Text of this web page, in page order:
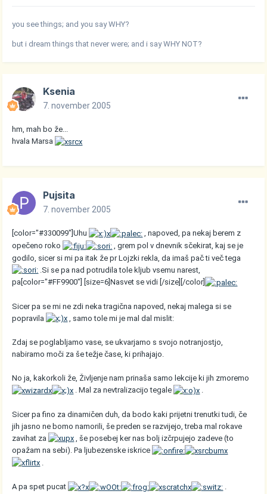
you see things; and you say WHY?
but i dream things that never were; and i say WHY NOT?
Ksenia
7. november 2005
hm, mah bo že...
hvala Marsa
Pujsita
7. november 2005
[color="#330099"]Uhu
, napoved, pa nekaj berem z
opečeno roko
, grem pol v dnevnik sčekirat, kaj se je
godilo, sicer si mi pa itak že pr Lojzki rekla, da imaš pač ti več tega
.Si se pa nad potrudila tole kljub vsemu narest,
pa[color="#FF9900"] [size=6]Nasvet se vidi [/size][/color]
Sicer pa se mi ne zdi neka tragična napoved, nekaj malega si se
popravila
, samo tole mi je mal dal mislit:
Zdaj se poglabljamo vase, se ukvarjamo s svojo notranjostjo,
nabiramo moči za še težje čase, ki prihajajo.
No ja, kakorkoli že, Življenje nam prinaša samo lekcije ki jih zmoremo
. Mal za nevtralizacijo tegale
.
Sicer pa fino za dinamičen duh, da bodo kaki prijetni trenutki tudi, če
jih jasno ne bomo namorili, še preden se razvijejo, treba mal rokave
zavihat za
, še posebej ker nas bolj izčrpujejo zadeve (to
opažam na sebi). Pa ljubezenske iskrice
A pa spet pucat
.